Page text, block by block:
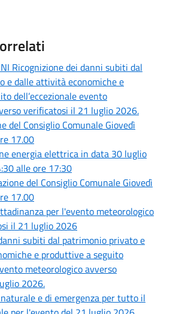
Ricognizione dei danni subiti dal
e dalle attività economiche e
dell’eccezionale evento
verificatosi il 21 luglio 2026.
del Consiglio Comunale Giovedì
17.00
energia elettrica in data 30 luglio
alle ore 17:30
del Consiglio Comunale Giovedì
17.00
per l'evento meteorologico
il 21 luglio 2026
subiti dal patrimonio privato e
e produttive a seguito
meteorologico avverso
2026.
e di emergenza per tutto il